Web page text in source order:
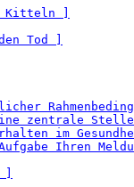
Kitteln ]
Tod ]
eine zentrale
im
Ihren